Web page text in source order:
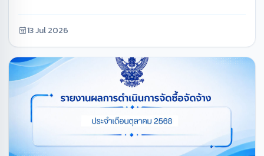
13 Jul 2026